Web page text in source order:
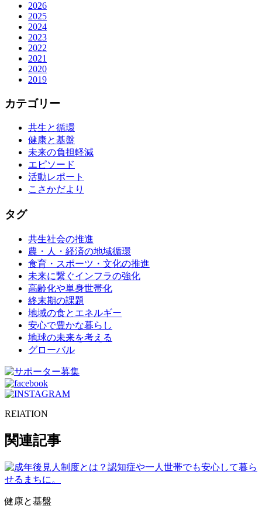
2026
2025
2024
2023
2022
2021
2020
2019
カテゴリー
共生と循環
健康と基盤
未来の負担軽減
エピソード
活動レポート
こさかだより
タグ
共生社会の推進
農・人・経済の地域循環
食育・スポーツ・文化の推進
未来に繋ぐインフラの強化
高齢化や単身世帯化
終末期の課題
地域の食とエネルギー
安心で豊かな暮らし
地球の未来を考える
グローバル
RElATION
関連記事
健康と基盤